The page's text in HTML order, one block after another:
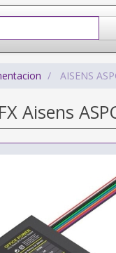
AISENS
Aisens